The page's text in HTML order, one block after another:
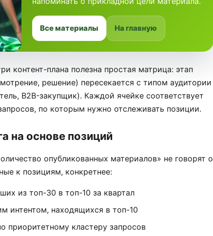
Все материалы На главную
контент-плана полезна простая матрица: этап
решение) пересекается с типом аудитории
B2B-закупщик). Каждой ячейке соответствует
по которым нужно отслеживать позиции.
на основе позиций
опубликованных материалов» не говорят о
к позициям, конкретнее:
из топ-30 в топ-10 за квартал
интентом, находящихся в топ-10
приоритетному кластеру запросов